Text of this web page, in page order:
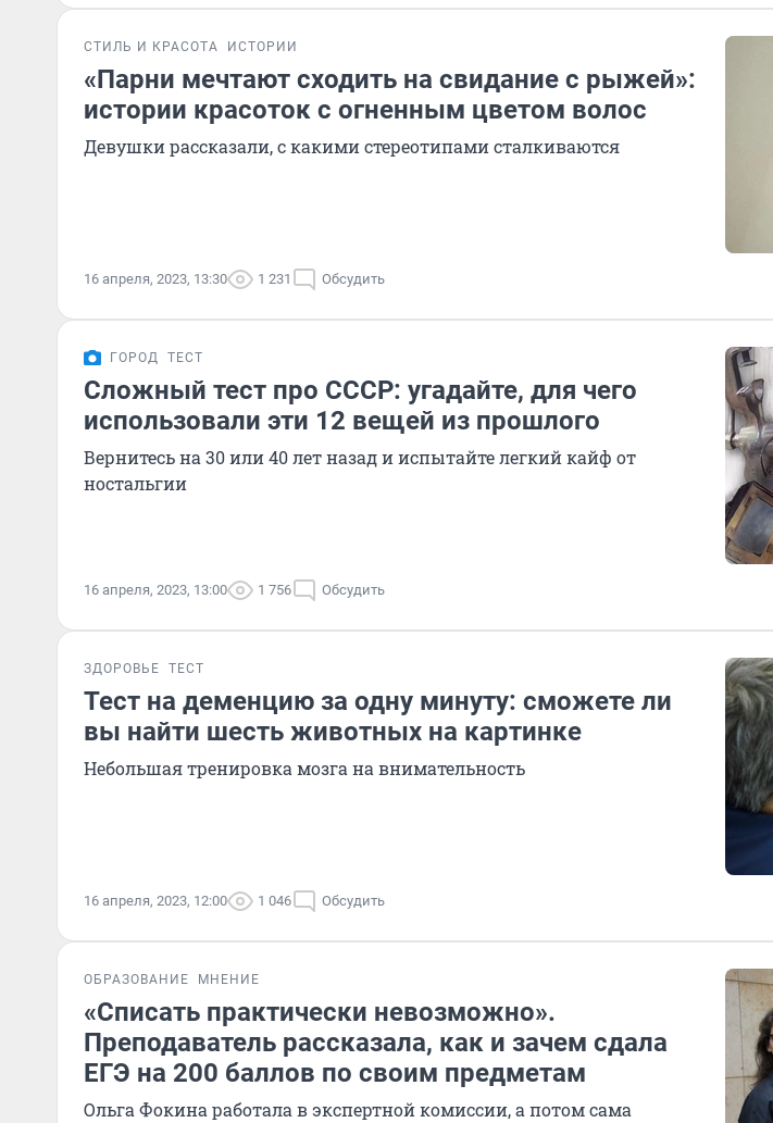
СТИЛЬ И КРАСОТА ИСТОРИИ
«Парни мечтают сходить на свидание с рыжей»:
истории красоток с огненным цветом волос
Девушки рассказали, с какими стереотипами сталкиваются
16 апреля, 2023, 13:30 1 231 Обсудить
ГОРОД ТЕСТ
Сложный тест про СССР: угадайте, для чего
использовали эти 12 вещей из прошлого
Вернитесь на 30 или 40 лет назад и испытайте легкий кайф от
ностальгии
16 апреля, 2023, 13:00 1 756 Обсудить
ЗДОРОВЬЕ ТЕСТ
Тест на деменцию за одну минуту: сможете ли
вы найти шесть животных на картинке
Небольшая тренировка мозга на внимательность
16 апреля, 2023, 12:00 1 046 Обсудить
ОБРАЗОВАНИЕ МНЕНИЕ
«Списать практически невозможно».
Преподаватель рассказала, как и зачем сдала
ЕГЭ на 200 баллов по своим предметам
Ольга Фокина работала в экспертной комиссии, а потом сама